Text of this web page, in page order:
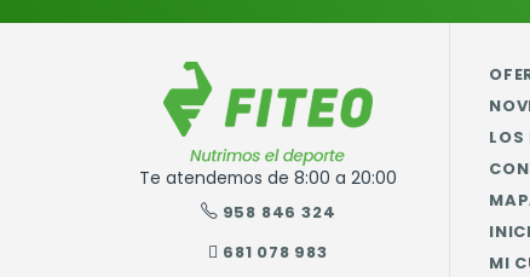
Te atendemos de 8:00 a 20:00
958 846 324
681 078 983
LOS
MI